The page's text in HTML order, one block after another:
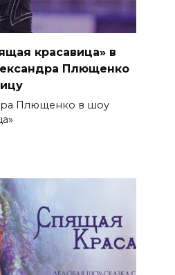
красавица» в
Плющенко
Плющенко в шоу